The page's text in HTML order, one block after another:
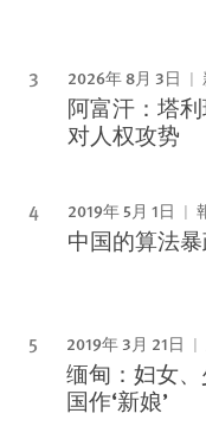
2026年 8月 3日
阿富汗：塔
对人权攻势
2019年 5月 1日
中国的算法
2019年 3月 21日
缅甸：妇女
国作‘新娘’